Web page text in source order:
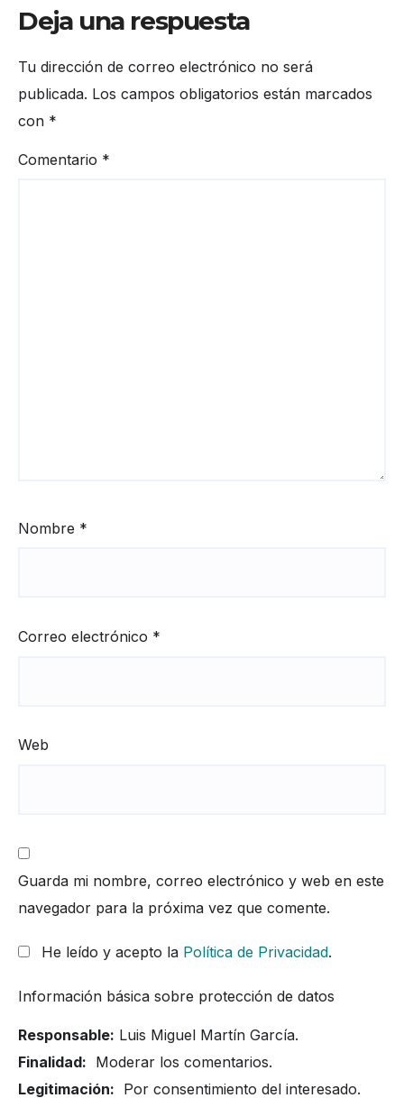
Deja una respuesta
Tu dirección de correo electrónico no será
publicada. Los campos obligatorios están marcados
con *
Comentario *
Nombre *
Correo electrónico *
Web
Guarda mi nombre, correo electrónico y web en este
navegador para la próxima vez que comente.
He leído y acepto la Política de Privacidad.
Información básica sobre protección de datos
Responsable: Luis Miguel Martín García.
Finalidad: Moderar los comentarios.
Legitimación: Por consentimiento del interesado.